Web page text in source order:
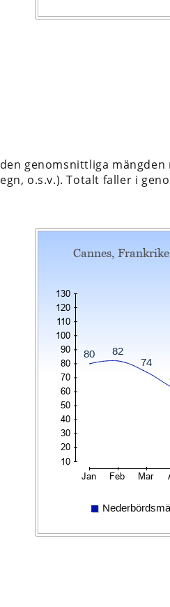
genomsnittliga
o.s.v.). Totalt faller i